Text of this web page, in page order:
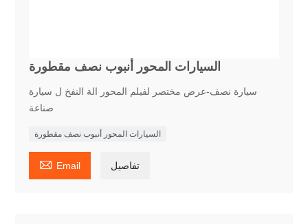
السيارات المحور أنبوب نصف مقطورة
سيارة نصف-عرض مختصر لفيلم المحور الة النفخ ل سيارة
صناعة
السيارات المحور أنبوب نصف مقطورة
 Email تفاصيل